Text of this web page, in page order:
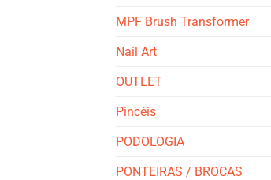
MPF Brush Transformer
Nail Art
OUTLET
Pincéis
PODOLOGIA
PONTEIRAS / BROCAS